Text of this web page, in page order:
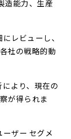
造能力、生産
レビューし、
社の戦略的動
より、現在の
が得られま
ザー セグメ